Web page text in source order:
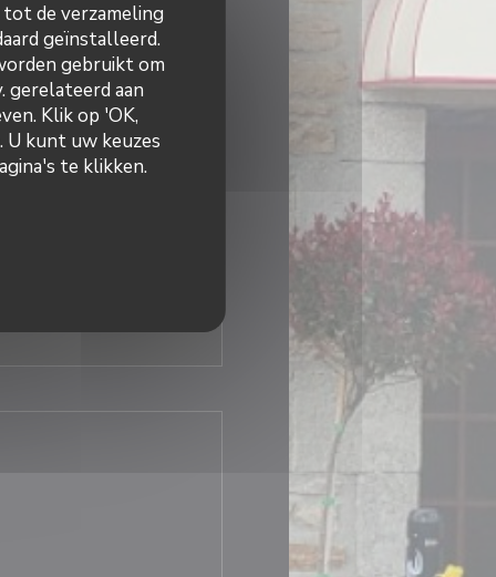
de verzameling
geïnstalleerd.
gebruikt om
gerelateerd aan
Klik op 'OK,
kunt uw keuzes
te klikken.
Gesloten
- 14:00 18:45 - 21:00
- 14:00 18:45 - 21:30
venster))